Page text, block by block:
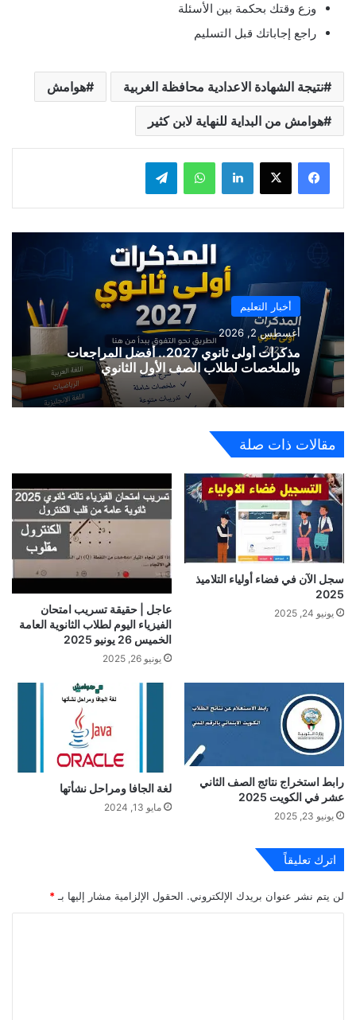
وزع وقتك بحكمة بين الأسئلة
راجع إجاباتك قبل التسليم
نتيجة الشهادة الاعدادية محافظة الغربية هوامش
هوامش من البداية للنهاية لابن كثير
لينكدإن واتساب
أخبار التعليم
أغسطس 2, 2026
مذكرات أولى ثانوي 2027.. أفضل المراجعات
والملخصات لطلاب الصف الأول الثانوي
مقالات ذات صلة
سجل الآن في فضاء أولياء التلاميذ
2025
يونيو 24, 2025
عاجل | حقيقة تسريب امتحان
الفيزياء اليوم لطلاب الثانوية العامة
الخميس 26 يونيو 2025
يونيو 26, 2025
رابط استخراج نتائج الصف الثاني
عشر في الكويت 2025
يونيو 23, 2025
لغة الجافا ومراحل نشأتها
مايو 13, 2024
اترك تعليقاً
لن يتم نشر عنوان بريدك الإلكتروني. الحقول الإلزامية مشار إليها بـ *